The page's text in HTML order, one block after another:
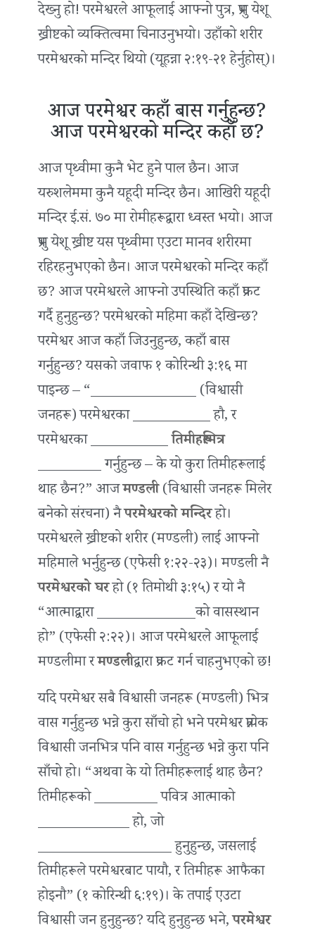
देख्‍नु हो! परमेश्वरले आफूलाई आफ्नो पुत्र, प्रभु येशू
ख्रीष्टको व्यक्तित्वमा चिनाउनुभयो। उहाँको शरीर
परमेश्वरको मन्दिर थियो (यूहन्ना २:१९-२१ हेर्नुहोस्)।
आज परमेश्वर कहाँ बास गर्नुहुन्छ?
आज परमेश्वरको मन्दिर कहाँ छ?
आज पृथ्वीमा कुनै भेट हुने पाल छैन। आज
यरुशलेममा कुनै यहूदी मन्दिर छैन। आखिरी यहूदी
मन्दिर ई.सं. ७० मा रोमीहरूद्वारा ध्वस्त भयो। आज
प्रभु येशू ख्रीष्ट यस पृथ्वीमा एउटा मानव शरीरमा
रहिरहनुभएको छैन। आज परमेश्वरको मन्दिर कहाँ
छ? आज परमेश्वरले आफ्नो उपस्थिति कहाँ प्रकट
गर्दै हुनुहुन्छ? परमेश्वरको महिमा कहाँ देखिन्छ?
परमेश्वर आज कहाँ जिउनुहुन्छ, कहाँ बास
गर्नुहुन्छ? यसको जवाफ १ कोरिन्थी ३:१६ मा
पाइन्छ – “_______________ (विश्वासी
जनहरू) परमेश्वरका ___________ हौ, र
परमेश्वरका ___________तिमीहरूभित्र
_________ गर्नुहुन्छ – के यो कुरा तिमीहरूलाई
थाह छैन?” आजमण्डली(विश्वासी जनहरू मिलेर
बनेको संरचना) नैपरमेश्वरको मन्दिरहो।
परमेश्वरले ख्रीष्टको शरीर (मण्डली) लाई आफ्नो
महिमाले भर्नुहुन्छ (एफेसी १:२२-२३)। मण्डली नै
परमेश्वरको घरहो (१ तिमोथी ३:१५) र यो नै
“आत्माद्वारा ______________को वासस्थान
हो” (एफेसी २:२२)। आज परमेश्वरले आफूलाई
मण्डलीमा रमण्डलीद्वारा प्रकट गर्न चाहनुभएको छ!
यदि परमेश्वर सबै विश्वासी जनहरू (मण्डली) भित्र
वास गर्नुहुन्छ भन्ने कुरा साँचो हो भने परमेश्वर प्रत्येक
विश्वासी जनभित्र पनि वास गर्नुहुन्छ भन्ने कुरा पनि
साँचो हो। “अथवा के यो तिमीहरूलाई थाह छैन?
तिमीहरूको _________ पवित्र आत्माको
_____________ हो, जो
___________________ हुनुहुन्छ, जसलाई
तिमीहरूले परमेश्वरबाट पायौ, र तिमीहरू आफैका
होइनौ” (१ कोरिन्थी ६:१९)। के तपाईं एउटा
विश्वासी जन हुनुहुन्छ? यदि हुनुहुन्छ भने,परमेश्वर